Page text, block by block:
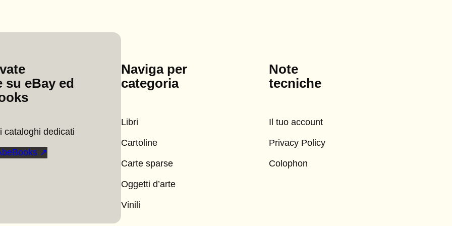
su eBay ed
cataloghi dedicati
↗
Naviga per
categoria
Libri
Cartoline
Carte sparse
Oggetti d’arte
Vinili
Note
tecniche
Il tuo account
Privacy Policy
Colophon